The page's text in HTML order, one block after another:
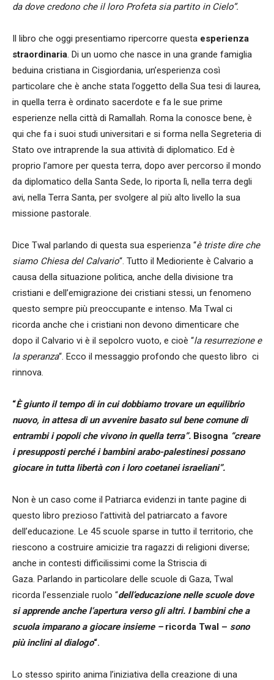
da dove credono che il loro Profeta sia partito in Cielo”.
Il libro che oggi presentiamo ripercorre questa esperienza
straordinaria. Di un uomo che nasce in una grande famiglia
beduina cristiana in Cisgiordania, un’esperienza così
particolare che è anche stata l’oggetto della Sua tesi di laurea,
in quella terra è ordinato sacerdote e fa le sue prime
esperienze nella città di Ramallah. Roma la conosce bene, è
qui che fa i suoi studi universitari e si forma nella Segreteria di
Stato ove intraprende la sua attività di diplomatico. Ed è
proprio l’amore per questa terra, dopo aver percorso il mondo
da diplomatico della Santa Sede, lo riporta lì, nella terra degli
avi, nella Terra Santa, per svolgere al più alto livello la sua
missione pastorale.
Dice Twal parlando di questa sua esperienza “è triste dire che
siamo Chiesa del Calvario“. Tutto il Medioriente è Calvario a
causa della situazione politica, anche della divisione tra
cristiani e dell’emigrazione dei cristiani stessi, un fenomeno
questo sempre più preoccupante e intenso. Ma Twal ci
ricorda anche che i cristiani non devono dimenticare che
dopo il Calvario vi è il sepolcro vuoto, e cioè “la resurrezione e
la speranza“. Ecco il messaggio profondo che questo libro ci
rinnova.
“È giunto il tempo di in cui dobbiamo trovare un equilibrio
nuovo, in attesa di un avvenire basato sul bene comune di
entrambi i popoli che vivono in quella terra”. Bisogna “creare
i presupposti perché i bambini arabo-palestinesi possano
giocare in tutta libertà con i loro coetanei israeliani”.
Non è un caso come il Patriarca evidenzi in tante pagine di
questo libro prezioso l’attività del patriarcato a favore
dell’educazione. Le 45 scuole sparse in tutto il territorio, che
riescono a costruire amicizie tra ragazzi di religioni diverse;
anche in contesti difficilissimi come la Striscia di
Gaza. Parlando in particolare delle scuole di Gaza, Twal
ricorda l’essenziale ruolo “dell’educazione nelle scuole dove
si apprende anche l’apertura verso gli altri. I bambini che a
scuola imparano a giocare insieme – ricorda Twal – sono
più inclini al dialogo“.
Lo stesso spirito anima l’iniziativa della creazione di una